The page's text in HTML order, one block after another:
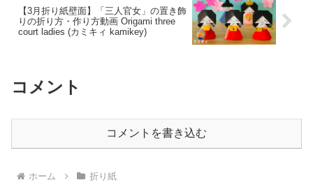
【3月折り紙壁面】「三人官女」の置き飾
りの折り方・作り方動画 Origami three
court ladies (カミキィ kamikey)
コメント
コメントを書き込む
ホーム 折り紙